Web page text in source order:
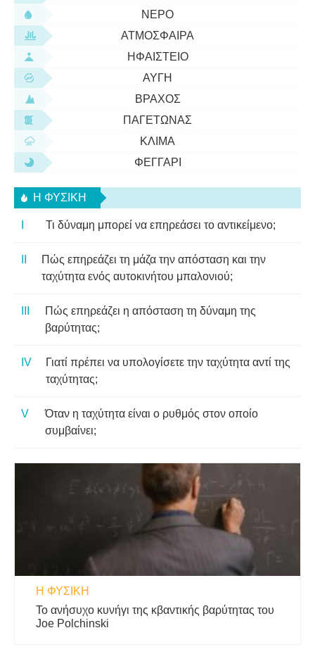
ΝΕΡΌ
ΑΤΜΌΣΦΑΙΡΑ
ΗΦΑΊΣΤΕΙΟ
ΑΥΓΉ
ΒΡΆΧΟΣ
ΠΑΓΕΤΏΝΑΣ
ΚΛΊΜΑ
ΦΕΓΓΆΡΙ
Η ΦΥΣΙΚΗ
Τι δύναμη μπορεί να επηρεάσει το αντικείμενο;
Πώς επηρεάζει τη μάζα την απόσταση και την
ταχύτητα ενός αυτοκινήτου μπαλονιού;
Πώς επηρεάζει η απόσταση τη δύναμη της
βαρύτητας;
Γιατί πρέπει να υπολογίσετε την ταχύτητα αντί της
ταχύτητας;
Όταν η ταχύτητα είναι ο ρυθμός στον οποίο
συμβαίνει;
Η ΦΥΣΙΚΗ
Το ανήσυχο κυνήγι της κβαντικής βαρύτητας του
Joe Polchinski